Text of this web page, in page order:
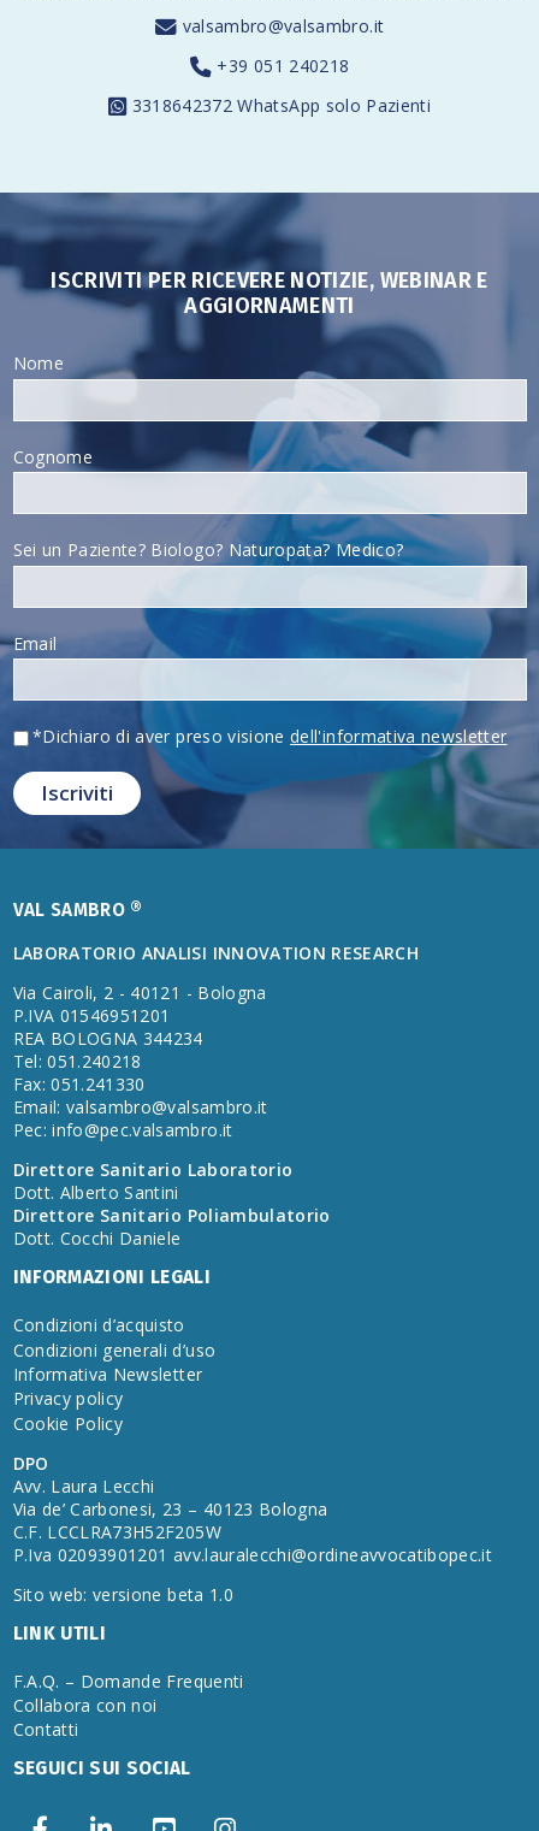
valsambro@valsambro.it
+39 051 240218
3318642372WhatsApp solo Pazienti
ISCRIVITI PER RICEVERE NOTIZIE, WEBINAR E
AGGIORNAMENTI
Nome
Cognome
Sei un Paziente? Biologo? Naturopata? Medico?
Email
*Dichiaro di aver preso visionedell'informativa newsletter
VAL SAMBRO ®
LABORATORIO ANALISI INNOVATION RESEARCH
Via Cairoli, 2 - 40121 - Bologna
P.IVA 01546951201
REA BOLOGNA 344234
Tel: 051.240218
Fax: 051.241330
Email: valsambro@valsambro.it
Pec:info@pec.valsambro.it
Direttore Sanitario Laboratorio
Dott. Alberto Santini
Direttore Sanitario Poliambulatorio
Dott. Cocchi Daniele
INFORMAZIONI LEGALI
Condizioni d’acquisto
Condizioni generali d’uso
Informativa Newsletter
Privacy policy
Cookie Policy
DPO
Avv. Laura Lecchi
Via de’ Carbonesi, 23 – 40123 Bologna
C.F. LCCLRA73H52F205W
P.Iva 02093901201 avv.lauralecchi@ordineavvocatibopec.it
Sito web: versione beta 1.0
LINK UTILI
F.A.Q. – Domande Frequenti
Collabora con noi
Contatti
SEGUICI SUI SOCIAL